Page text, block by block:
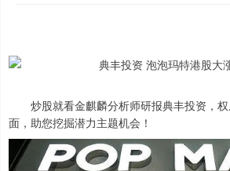
炒股就看金麒麟分析师研报典丰投资，权
面，助您挖掘潜力主题机会！